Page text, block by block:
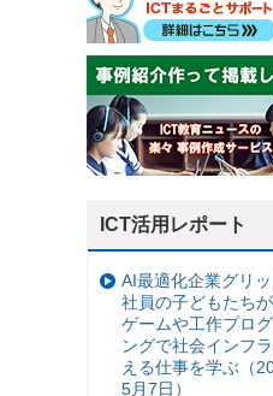
ICT活用レポート
AI最適化企業グリッ
社員の子どもたち
ゲームや工作プログ
ングで社会インフ
える仕事を学ぶ（
5月7日）